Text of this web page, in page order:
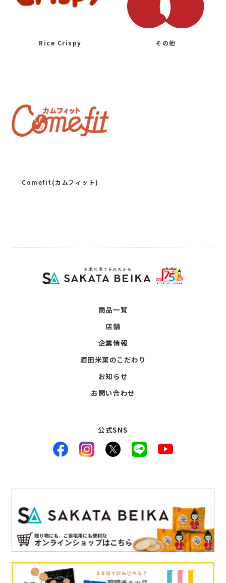
Rice Crispy その他
Comefit(カムフィット)
商品一覧
店舗
企業情報
酒田米菓のこだわり
お知らせ
お問い合わせ
公式SNS